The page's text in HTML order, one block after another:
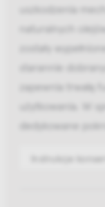
uszkodzenia
naturalnych
zostały
starannie
zapewnia trwałą
użytkowania. W
dedykowane
Instrukcje